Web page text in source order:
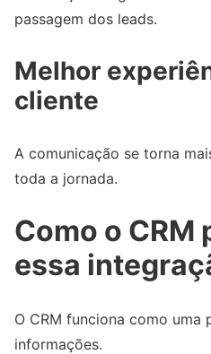
passagem dos leads.
Melhor
cliente
A comunicação se torna
toda a jornada.
Como o CRM
essa
O CRM funciona como uma
informações.